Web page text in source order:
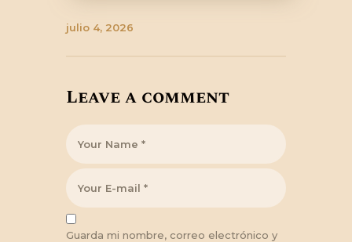
julio 4, 2026
Leave a comment
Guarda mi nombre, correo electrónico y